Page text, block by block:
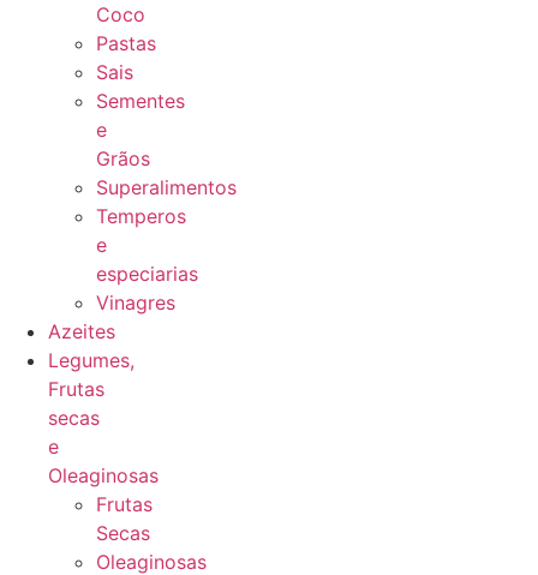
Coco
Pastas
Sais
Sementes
e
Grãos
Superalimentos
Temperos
e
especiarias
Vinagres
Azeites
Legumes,
Frutas
secas
e
Oleaginosas
Frutas
Secas
Oleaginosas